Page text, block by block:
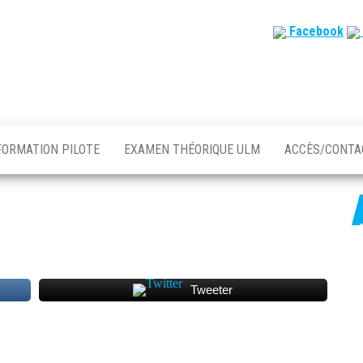
Facebook
PILOTE EXAMEN THÉORIQUE ULM ACCÈS/
Tweeter